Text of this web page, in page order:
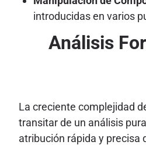
introducidas en varios
Análisis
La creciente complejidad
transitar de un análisis
atribución rápida y precisa